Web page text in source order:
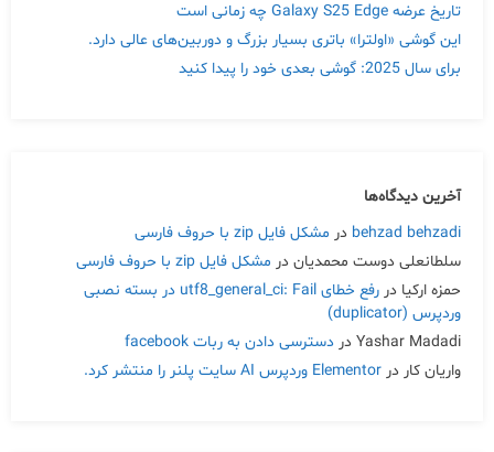
تاریخ عرضه Galaxy S25 Edge چه زمانی است
این گوشی «اولترا» باتری بسیار بزرگ و دوربین‌های عالی دارد.
برای سال 2025: گوشی بعدی خود را پیدا کنید
آخرین دیدگاه‌ها
behzad behzadi در مشکل فایل zip با حروف فارسی
سلطانعلی دوست محمدیان در مشکل فایل zip با حروف فارسی
حمزه ارکیا در
رفع خطای utf8_general_ci: Fail در بسته نصبی
وردپرس (duplicator)
Yashar Madadi در دسترسی دادن به ربات facebook
واریان کار در Elementor وردپرس AI سایت پلنر را منتشر کرد.